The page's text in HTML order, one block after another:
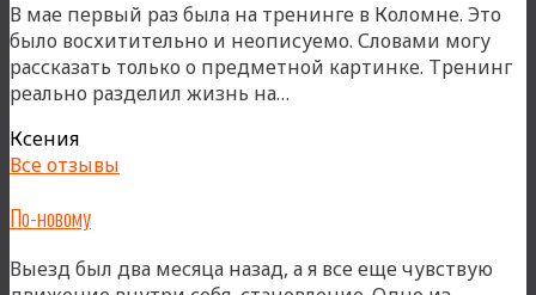
В мае первый раз была на тренинге в Коломне. Это
было восхитительно и неописуемо. Словами могу
рассказать только о предметной картинке. Тренинг
реально разделил жизнь на…
Ксения
Все отзывы
По-новому
Выезд был два месяца назад, а я все еще чувствую